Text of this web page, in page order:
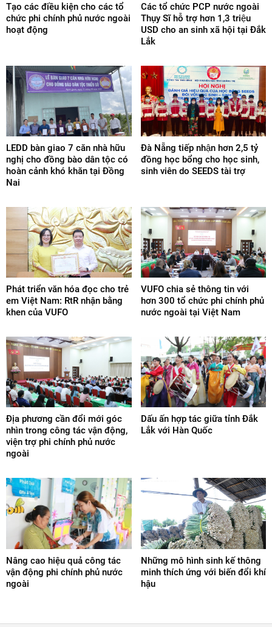
Tạo các điều kiện cho các tổ
chức phi chính phủ nước ngoài
hoạt động
Các tổ chức PCP nước ngoài
Thụy Sĩ hỗ trợ hơn 1,3 triệu
USD cho an sinh xã hội tại Đắk
Lắk
LEDD bàn giao 7 căn nhà hữu
nghị cho đồng bào dân tộc có
hoàn cảnh khó khăn tại Đồng
Nai
Đà Nẵng tiếp nhận hơn 2,5 tỷ
đồng học bổng cho học sinh,
sinh viên do SEEDS tài trợ
Phát triển văn hóa đọc cho trẻ
em Việt Nam: RtR nhận bằng
khen của VUFO
VUFO chia sẻ thông tin với
hơn 300 tổ chức phi chính phủ
nước ngoài tại Việt Nam
Địa phương cần đổi mới góc
nhìn trong công tác vận động,
viện trợ phi chính phủ nước
ngoài
Dấu ấn hợp tác giữa tỉnh Đắk
Lắk với Hàn Quốc
Nâng cao hiệu quả công tác
vận động phi chính phủ nước
ngoài
Những mô hình sinh kế thông
minh thích ứng với biến đổi khí
hậu